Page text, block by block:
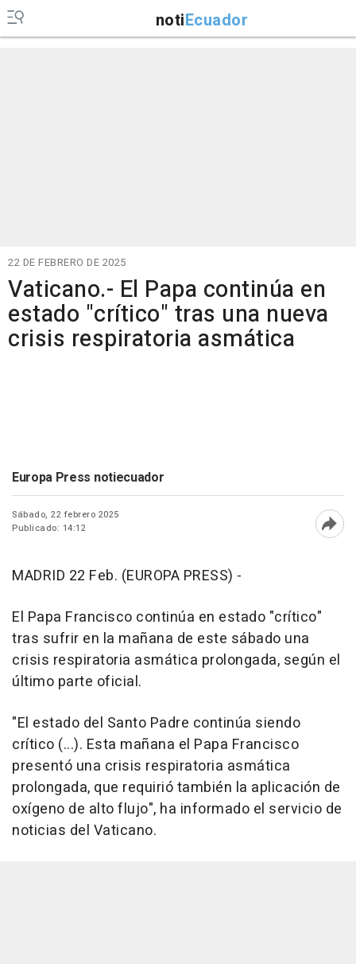
notiEcuador
22 DE FEBRERO DE 2025
Vaticano.- El Papa continúa en
estado "crítico" tras una nueva
crisis respiratoria asmática
Europa Press notiecuador
Sábado, 22 febrero 2025
Publicado: 14:12
MADRID 22 Feb. (EUROPA PRESS) -
El Papa Francisco continúa en estado "crítico"
tras sufrir en la mañana de este sábado una
crisis respiratoria asmática prolongada, según el
último parte oficial.
"El estado del Santo Padre continúa siendo
crítico (...). Esta mañana el Papa Francisco
presentó una crisis respiratoria asmática
prolongada, que requirió también la aplicación de
oxígeno de alto flujo", ha informado el servicio de
noticias del Vaticano.